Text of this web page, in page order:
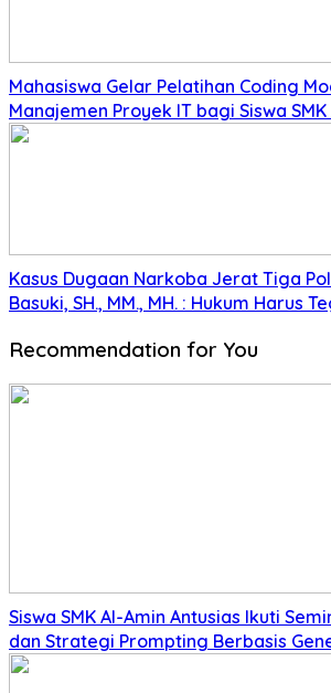
Mahasiswa Gelar Pelatihan Coding
Manajemen Proyek IT bagi Siswa
Kasus Dugaan Narkoba Jerat Tiga
Basuki, SH., MM., MH. : Hukum Harus
Recommendation for You
Siswa SMK Al-Amin Antusias Ikuti
dan Strategi Prompting Berbasis